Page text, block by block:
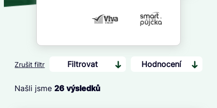
Zrušit filtr Filtrovat Hodnocení
Našli jsme26 výsledků